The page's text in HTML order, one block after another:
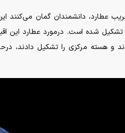
عطارد، دانشمندان گمان می‌کنند این
شده است. درمورد عطارد این
هسته مرکزی را تشکیل دادند،